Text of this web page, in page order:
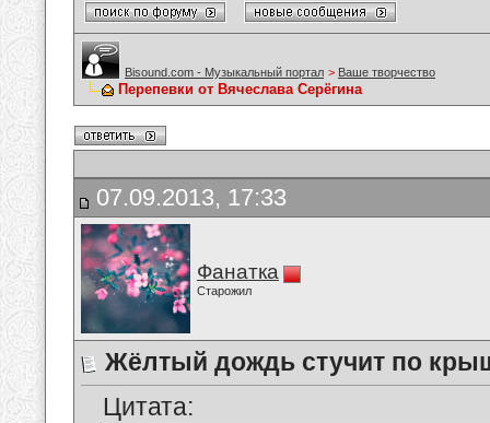
Bisound.com - Музыкальный портал > Ваше творчество
Перепевки от Вячеслава Серёгина
07.09.2013, 17:33
Фанатка
Старожил
Жёлтый дождь стучит по
Цитата: